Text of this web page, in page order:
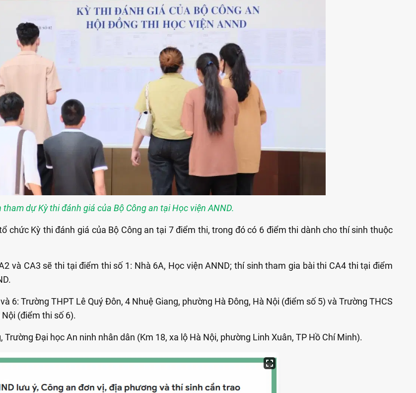
tham dự Kỳ thi đánh giá của Bộ Công an tại Học viện ANND.
chức Kỳ thi đánh giá của Bộ Công an tại 7 điểm thi, trong đó có 6 điểm thi dành cho thí sinh thuộc
và CA3 sẽ thi tại điểm thi số 1: Nhà 6A, Học viện ANND; thí sinh tham gia bài thi CA4 thi tại điểm
6: Trường THPT Lê Quý Đôn, 4 Nhuệ Giang, phường Hà Đông, Hà Nội (điểm số 5) và Trường THCS
(điểm thi số 6).
Trường Đại học An ninh nhân dân (Km 18, xa lộ Hà Nội, phường Linh Xuân, TP Hồ Chí Minh).